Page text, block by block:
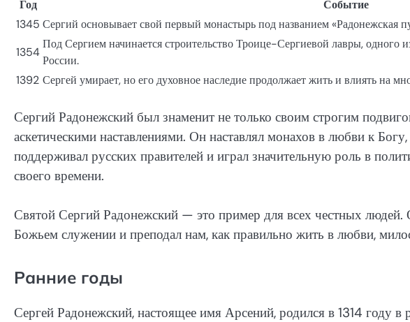
Год
Событие
1345 Сергий основывает свой первый монастырь под названием «Радонежская
1354
Под Сергием начинается строительство Троице-Сергиевой лавры,
России.
1392 Сергей умирает, но его духовное наследие продолжает жить и влиять на
Сергий Радонежский был знаменит не только своим строгим
аскетическими наставлениями. Он наставлял монахов в любви к
поддерживал русских правителей и играл значительную роль в
своего времени.
Святой Сергий Радонежский — это пример для всех честных людей.
Божьем служении и преподал нам, как правильно жить в любви,
Ранние годы
Сергей Радонежский, настоящее имя Арсений, родился в 1314 году в